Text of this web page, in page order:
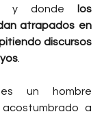
, y donde
los
atrapados en
discursos
un hombre
a